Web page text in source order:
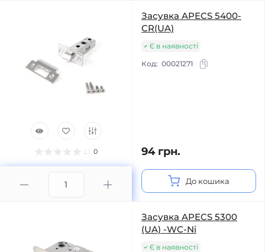
0
Засувка APECS 5400-
CR(UA)
Є в наявності
Код: 00021271
94 грн.
До кошика
Засувка APECS 5300
(UA) -WC-Ni
Є в наявності